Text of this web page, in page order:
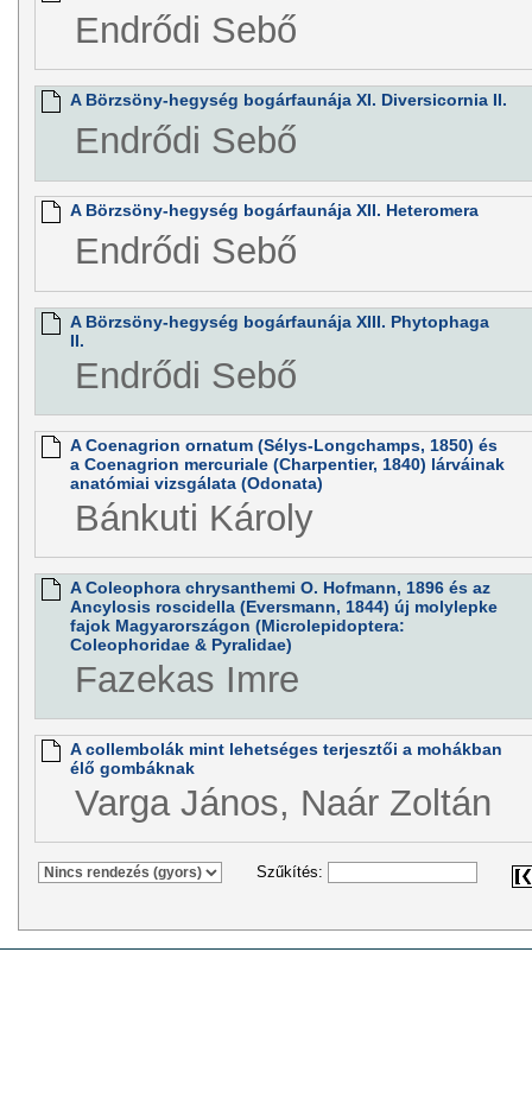
Endrődi Sebő
A Börzsöny-hegység bogárfaunája XI. Diversicornia II.
Endrődi Sebő
A Börzsöny-hegység bogárfaunája XII. Heteromera
Endrődi Sebő
A Börzsöny-hegység bogárfaunája XIII. Phytophaga
II.
Endrődi Sebő
A Coenagrion ornatum (Sélys-Longchamps, 1850) és
a Coenagrion mercuriale (Charpentier, 1840) lárváinak
anatómiai vizsgálata (Odonata)
Bánkuti Károly
A Coleophora chrysanthemi O. Hofmann, 1896 és az
Ancylosis roscidella (Eversmann, 1844) új molylepke
fajok Magyarországon (Microlepidoptera:
Coleophoridae & Pyralidae)
Fazekas Imre
A collembolák mint lehetséges terjesztői a mohákban
élő gombáknak
Varga János, Naár Zoltán
Szűkítés: